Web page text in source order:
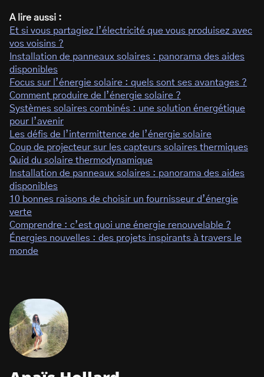
A lire aussi :
Et si vous partagiez l’électricité que vous produisez avec
vos voisins ?
Installation de panneaux solaires : panorama des aides
disponibles
Focus sur l’énergie solaire : quels sont ses avantages ?
Comment produire de l’énergie solaire ?
Systèmes solaires combinés : une solution énergétique
pour l’avenir
Les défis de l’intermittence de l’énergie solaire
Coup de projecteur sur les capteurs solaires thermiques
Quid du solaire thermodynamique
Installation de panneaux solaires : panorama des aides
disponibles
10 bonnes raisons de choisir un fournisseur d’énergie
verte
Comprendre : c’est quoi une énergie renouvelable ?
Énergies nouvelles : des projets inspirants à travers le
monde